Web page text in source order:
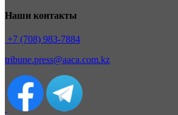
Наши контакты
+7 (708) 983-7884
tribune.press@aaca.com.kz